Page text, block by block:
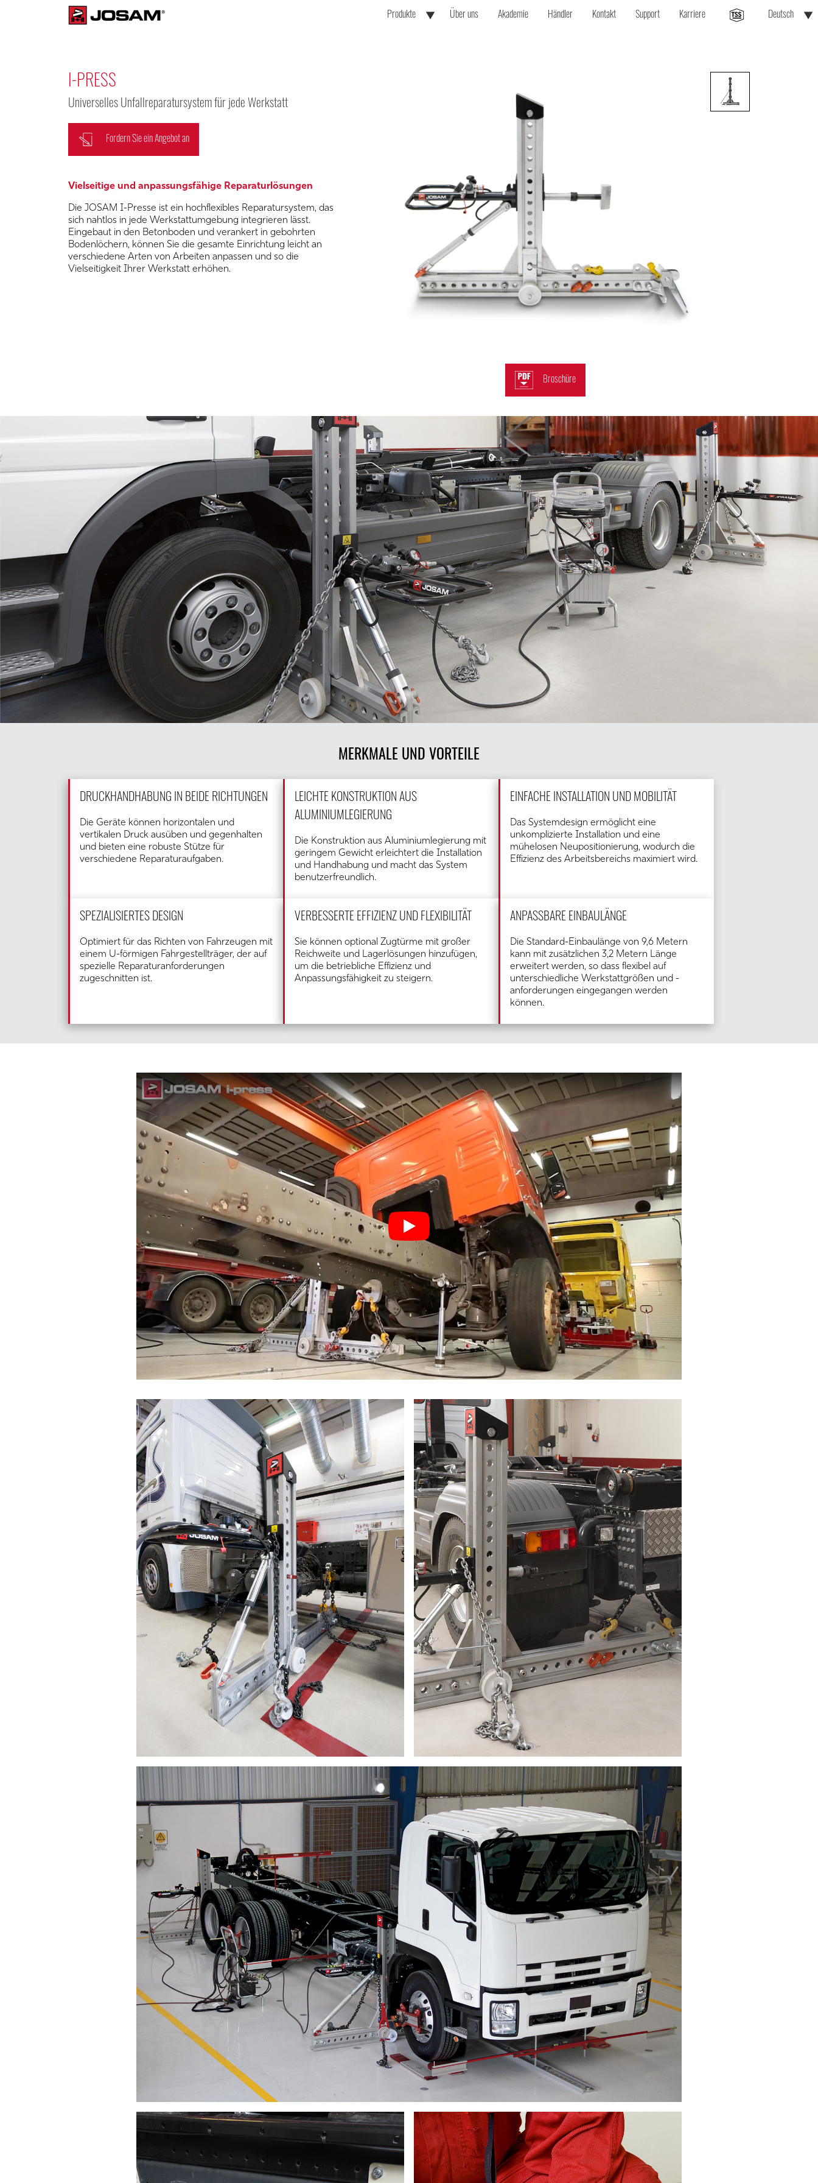
JOSAM
Heavy
Produkte ▼ExpandÜber uns Akademie Händler Kontakt Support Karriere Deutsch ▼
I-PRESS
Universelles Unfallreparatursystem für jede Werkstatt
Fordern Sie ein Angebot an
Broschüre
Vielseitige und anpassungsfähige Reparaturlösungen
Die JOSAM I-Presse ist ein hochflexibles Reparatursystem, das
sich nahtlos in jede Werkstattumgebung integrieren lässt.
Eingebaut in den Betonboden und verankert in gebohrten
Bodenlöchern, können Sie die gesamte Einrichtung leicht an
verschiedene Arten von Arbeiten anpassen und so die
Vielseitigkeit Ihrer Werkstatt erhöhen.
MERKMALE UND VORTEILE
DRUCKHANDHABUNG IN BEIDE RICHTUNGEN
Die Geräte können horizontalen und
vertikalen Druck ausüben und gegenhalten
und bieten eine robuste Stütze für
verschiedene Reparaturaufgaben.
LEICHTE KONSTRUKTION AUS
ALUMINIUMLEGIERUNG
Die Konstruktion aus Aluminiumlegierung mit
geringem Gewicht erleichtert die Installation
und Handhabung und macht das System
benutzerfreundlich.
EINFACHE INSTALLATION UND MOBILITÄT
Das Systemdesign ermöglicht eine
unkomplizierte Installation und eine
mühelosen Neupositionierung, wodurch die
Effizienz des Arbeitsbereichs maximiert wird.
SPEZIALISIERTES DESIGN
Optimiert für das Richten von Fahrzeugen mit
einem U-förmigen Fahrgestellträger, der auf
spezielle Reparaturanforderungen
zugeschnitten ist.
VERBESSERTE EFFIZIENZ UND FLEXIBILITÄT
Sie können optional Zugtürme mit großer
Reichweite und Lagerlösungen hinzufügen,
um die betriebliche Effizienz und
Anpassungsfähigkeit zu steigern.
ANPASSBARE EINBAULÄNGE
Die Standard-Einbaulänge von 9,6 Metern
kann mit zusätzlichen 3,2 Metern Länge
erweitert werden, so dass flexibel auf
unterschiedliche Werkstattgrößen und -
anforderungen eingegangen werden
können.